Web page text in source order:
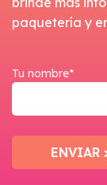
paquetería y
Tu nombre*